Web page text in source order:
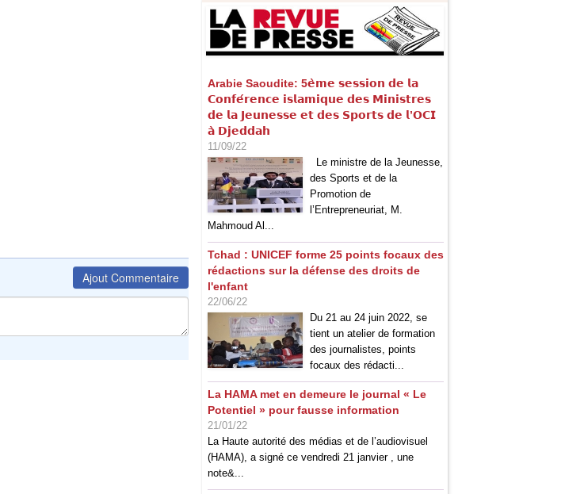
Ajout Commentaire
Arabie Saoudite: 5𝗲̀𝗺𝗲 𝘀𝗲𝘀𝘀𝗶𝗼𝗻 𝗱𝗲 𝗹𝗮
𝗖𝗼𝗻𝗳𝗲́𝗿𝗲𝗻𝗰𝗲 𝗶𝘀𝗹𝗮𝗺𝗶𝗾𝘂𝗲 𝗱𝗲𝘀 𝗠𝗶𝗻𝗶𝘀𝘁𝗿𝗲𝘀
𝗱𝗲 𝗹𝗮 𝗝𝗲𝘂𝗻𝗲𝘀𝘀𝗲 𝗲𝘁 𝗱𝗲𝘀 𝗦𝗽𝗼𝗿𝘁𝘀 𝗱𝗲 𝗹’𝗢𝗖𝗜
𝗮̀ 𝗗𝗷𝗲𝗱𝗱𝗮𝗵
11/09/22
Le ministre de la Jeunesse,
des Sports et de la
Promotion de
l’Entrepreneuriat, M.
Mahmoud Al...
Tchad : UNICEF forme 25 points focaux des
rédactions sur la défense des droits de
l'enfant
22/06/22
Du 21 au 24 juin 2022, se
tient un atelier de formation
des journalistes, points
focaux des rédacti...
La HAMA met en demeure le journal « Le
Potentiel » pour fausse information
21/01/22
La Haute autorité des médias et de l’audiovisuel
(HAMA), a signé ce vendredi 21 janvier , une
note&...